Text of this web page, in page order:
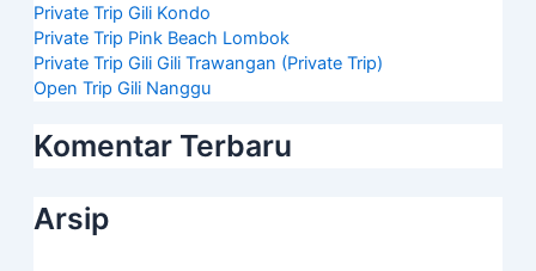
Private Trip Gili Kondo
Private Trip Pink Beach Lombok
Private Trip Gili Gili Trawangan (Private Trip)
Open Trip Gili Nanggu
Komentar Terbaru
Arsip